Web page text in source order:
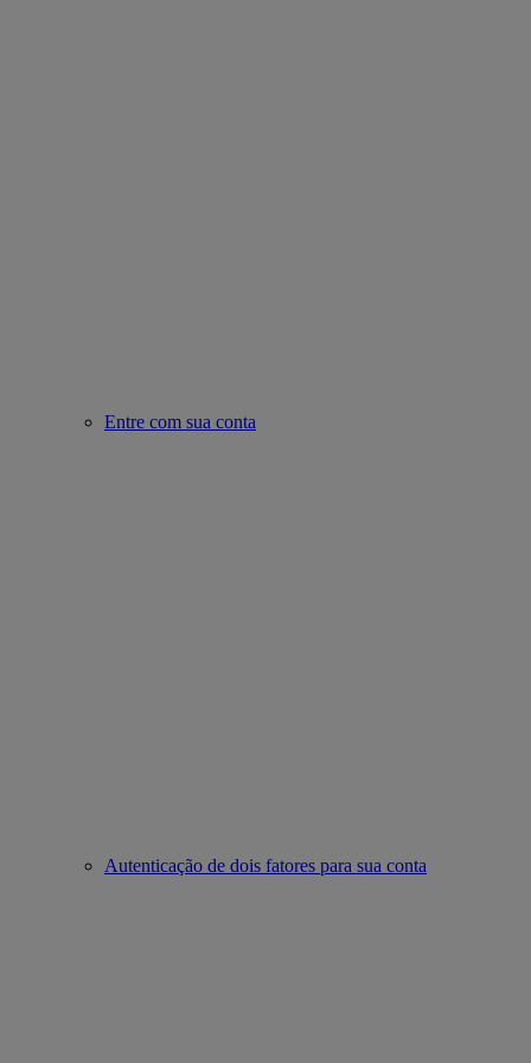
Entre com sua conta
Autenticação de dois fatores para sua conta